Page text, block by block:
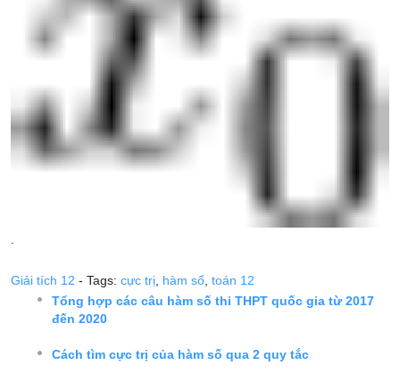
.
Giải tích 12 - Tags: cực trị, hàm số, toán 12
Tổng hợp các câu hàm số thi THPT quốc gia từ 2017
đến 2020
Cách tìm cực trị của hàm số qua 2 quy tắc